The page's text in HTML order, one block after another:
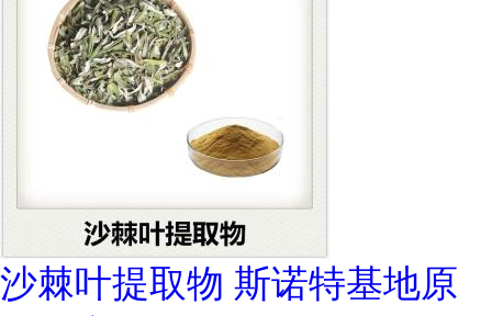
沙棘叶提取物 斯诺特基地原